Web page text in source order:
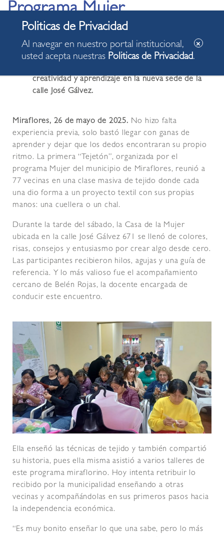
Programa Mujer
26.05.2025
creatividad y aprendizaje en la nueva sede de la
calle José Gálvez.
Miraflores, 26 de mayo de 2025. No hizo falta
experiencia previa, solo bastó llegar con ganas de
aprender y dejar que los dedos encontraran su propio
ritmo. La primera “Tejetón”, organizada por el
programa Mujer del municipio de Miraflores, reunió a
77 vecinas en una clase masiva de tejido donde cada
una dio forma a un proyecto textil con sus propias
manos: una cuellera o un chal.
Durante la tarde del sábado, la Casa de la Mujer
ubicada en la calle José Gálvez 671 se llenó de colores,
risas, consejos y entusiasmo por crear algo desde cero.
Las participantes recibieron hilos, agujas y una guía de
referencia. Y lo más valioso fue el acompañamiento
cercano de Belén Rojas, la docente encargada de
conducir este encuentro.
Ella enseñó las técnicas de tejido y también compartió
su historia, pues ella misma asistió a varios talleres de
este programa miraflorino. Hoy intenta retribuir lo
recibido por la municipalidad enseñando a otras
vecinas y acompañándolas en sus primeros pasos hacia
la independencia económica.
“Es muy bonito enseñar lo que una sabe, pero lo más
Al navegar en nuestro portal institucional,
usted acepta nuestras Politicas de Privacidad.